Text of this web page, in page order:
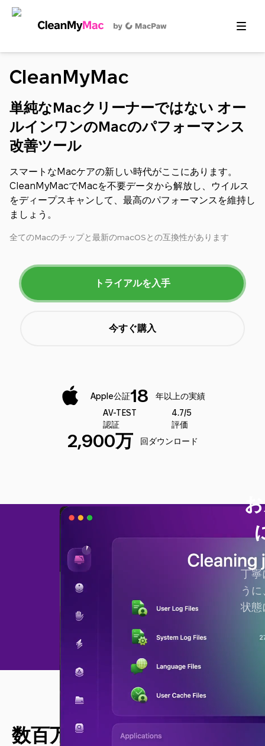
CleanMyMac
単純なMacクリーナーではない オー
ルインワンのMacのパフォーマンス
改善ツール
スマートなMacケアの新しい時代がここにあります。
CleanMyMacでMacを不要データから解放し、ウイルス
をディープスキャンして、最高のパフォーマンスを維持し
ましょう。
全てのMacのチップと最新のmacOSとの互換性があります
トライアルを入手
今すぐ購入
Apple公証18
年以上の実績
AV-TEST
認証
4.7/5
評価
2,900万 回ダウンロード
丁寧
う
状態
数百万台ものMacで実証済